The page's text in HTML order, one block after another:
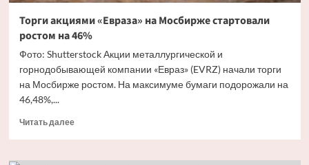
Торги акциями «Евраза» на Мосбирже стартовали
ростом на 46%
Фото: Shutterstock Акции металлургической и
горнодобывающей компании «Евраз» (EVRZ) начали торги
на Мосбирже ростом. На максимуме бумаги подорожали на
46,48%,...
Читать далееПрочитать
Торги